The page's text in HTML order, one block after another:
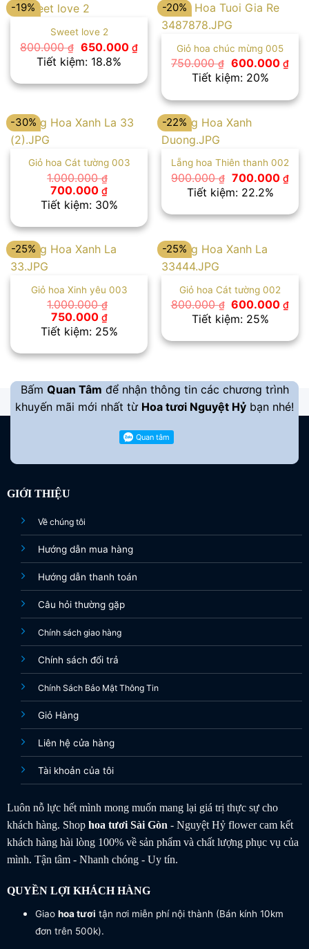
-19%
Sweet love 2
800.000₫ Giá
gốc
là:
650.000 ₫Giá
hiện
là:
650.000 ₫.
Tiết kiệm: 18.8%
-20%
Giỏ hoa chúc mừng 005
750.000₫ Giá
gốc
là:
600.000 ₫Giá
hiện
là:
Tiết kiệm: 20%
-30%
Giỏ hoa Cát tường 003
1.000.000₫
Giá
gốc
là:
700.000 ₫Giá
hiện
tại
700.000 ₫.
Tiết kiệm: 30%
-22%
Lẵng hoa Thiên thanh 002
900.000₫ Giá
gốc
là:
700.000 ₫Giá
hiện
là:
Tiết kiệm: 22.2%
-25%
Giỏ hoa Xinh yêu 003
1.000.000₫
Giá
gốc
là:
750.000 ₫Giá
hiện
tại
750.000 ₫.
Tiết kiệm: 25%
-25%
Giỏ hoa Cát tường 002
800.000₫ Giá
gốc
là:
600.000₫Giá
là:
Tiết kiệm: 25%
Bấm Quan Tâm để nhận thông tin các chương trình
khuyến mãi mới nhất từ Hoa tươi Nguyệt Hỷ bạn nhé!
GIỚI THIỆU
Về chúng tôi
Hướng dẫn mua hàng
Hướng dẫn thanh toán
Câu hỏi thường gặp
Chính sách giao hàng
Chính sách đổi trả
Chính Sách Bảo Mật Thông Tin
Giỏ Hàng
Liên hệ cửa hàng
Tài khoản của tôi
Luôn nỗ lực hết mình mong muốn mang lại giá trị thực sự cho
khách hàng. Shop hoa tươiSài Gòn - Nguyệt Hỷ flower cam kết
khách hàng hài lòng 100% về sản phẩm và chất lượng phục vụ của
mình. Tận tâm - Nhanh chóng - Uy tín.
QUYỀN LỢI KHÁCH HÀNG
Giao hoa tươi tận nơi miễn phí nội thành (Bán kính 10km
đơn trên 500k).